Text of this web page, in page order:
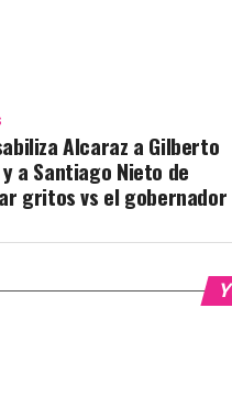
Alcaraz a Gilberto
a Santiago Nieto de
gritos vs el gobernador